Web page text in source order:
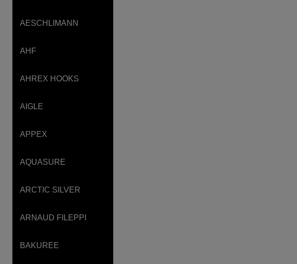
AESCHLIMANN
AHF
AHREX HOOKS
AIGLE
APPEX
AQUASURE
ARCTIC SILVER
ARNAUD FILEPPI
BAKUREE